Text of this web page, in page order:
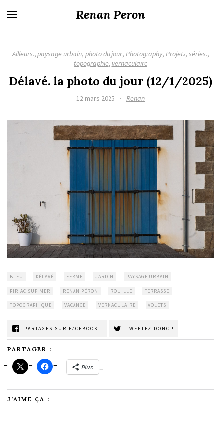
Renan Peron
Ailleurs., paysage urbain, photo du jour, Photography, Projets, séries.,
topographie, vernaculaire
Délavé. la photo du jour (12/1/2025)
12 mars 2025 · Renan
BLEU DÉLAVÉ FERME JARDIN PAYSAGE URBAIN
PIRIAC SUR MER RENAN PÉRON ROUILLE TERRASSE
TOPOGRAPHIQUE VACANCE VERNACULAIRE VOLETS
PARTAGES SUR FACEBOOK ! TWEETEZ DONC !
PARTAGER :
Plus
J’AIME ÇA :